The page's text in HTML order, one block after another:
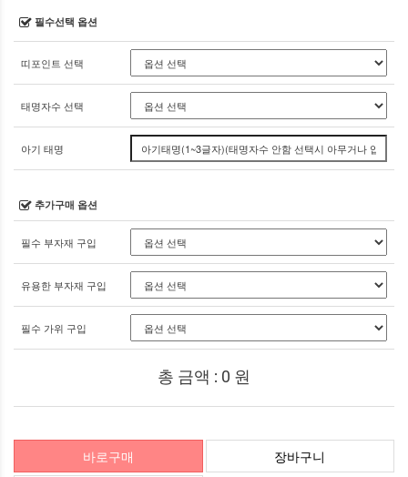
필수선택 옵션
띠포인트 선택
태명자수 선택
아기 태명
추가구매 옵션
필수 부자재 구입
유용한 부자재 구입
필수 가위 구입
총 금액 : 0 원
바로구매
장바구니